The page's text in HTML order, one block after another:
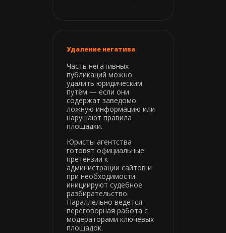
Удаление негатива
Часть негативных
публикаций можно
удалить юридическим
путём — если они
содержат заведомо
ложную информацию или
нарушают правила
площадки.
Юристы агентства
готовят официальные
претензии к
администрации сайтов и
при необходимости
инициируют судебное
разбирательство.
Параллельно ведётся
переговорная работа с
модераторами ключевых
площадок.